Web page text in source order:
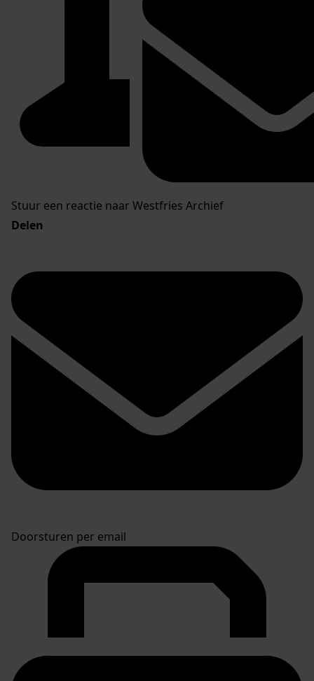
Stuur een reactie naar Westfries Archief
Delen
Doorsturen per email